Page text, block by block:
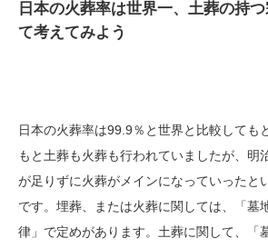
日本の火葬率は世界一、土葬の持
て考えてみよう
日本の火葬率は99.9％と世界と比較しても
もと土葬も火葬も行われていましたが、明
が足りずに火葬がメインになっていったと
です。埋葬、または火葬に関しては、「墓
律」で定めがあります。土葬に関して、「